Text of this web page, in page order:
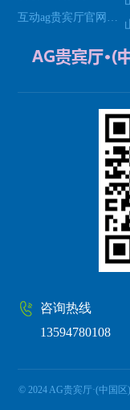
咨询热线
13594780108
© 2024 AG贵宾厅·(中国